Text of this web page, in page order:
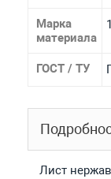
Марка
материала
ГОСТ / ТУ
Лист